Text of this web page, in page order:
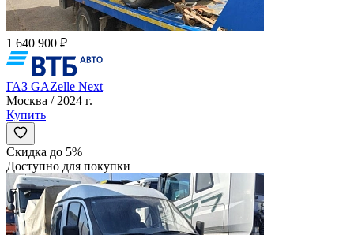
1 640 900 ₽
ГАЗ GAZelle Next
Москва / 2024 г.
Купить
Скидка до 5%
Доступно для покупки